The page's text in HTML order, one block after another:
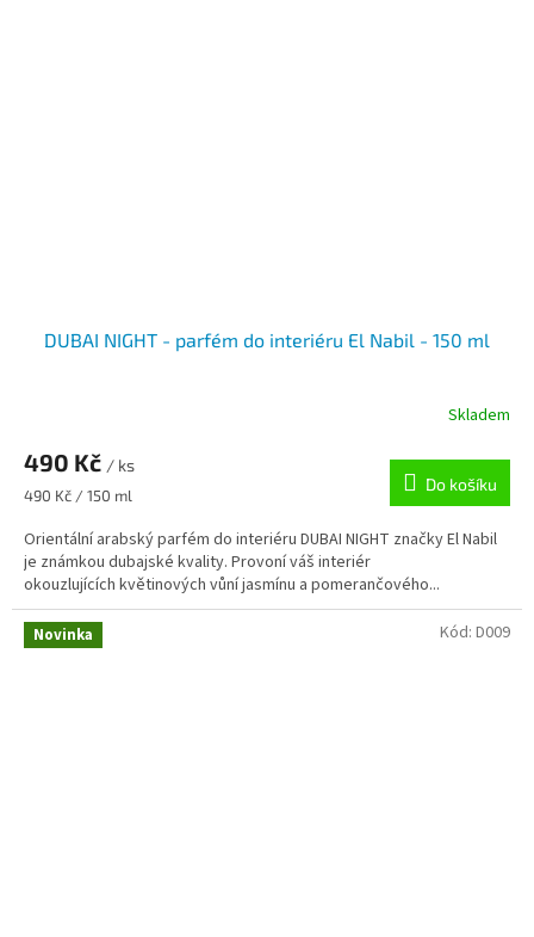
DUBAI NIGHT - parfém do interiéru El Nabil - 150 ml
Skladem
490 Kč / ks
Měrná
490 Kč / 150 ml
Do košíku
Orientální arabský parfém do interiéru DUBAI NIGHT značky El Nabil
je známkou dubajské kvality. Provoní váš interiér
okouzlujících květinových vůní jasmínu a pomerančového...
Novinka Kód: D009